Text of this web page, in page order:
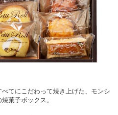
てにこだわって焼き上げた、モンシ
菓子ボックス。